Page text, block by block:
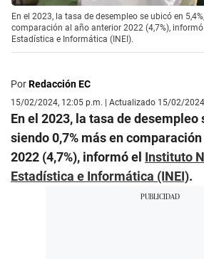
En el 2023, la tasa de desempleo se ubicó en
comparación al año anterior 2022 (4,7%),
Estadística e Informática (INEI).
PorRedacción EC
15/02/2024, 12:05 p.m. | Actualizado 15/02/
En el 2023, la tasa de desempleo
siendo 0,7% más en
2022 (4,7%), informó el Instituto
Estadística e Informática (INEI).